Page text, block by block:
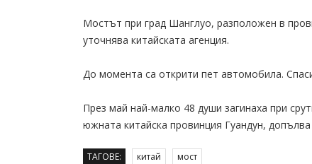
Мостът при град Шанглуо, разположен в
уточнява китайската агенция.
До момента са открити пет автомобила.
През май най-малко 48 души загинаха при
южната китайска провинция Гуандун,
ТАГОВЕ: китай мост